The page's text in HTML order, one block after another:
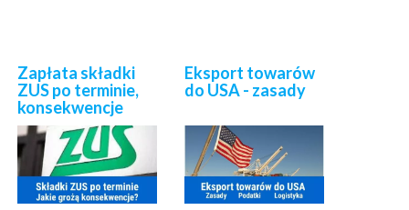
Zapłata składki
ZUS po terminie,
konsekwencje
Eksport towarów
do USA - zasady